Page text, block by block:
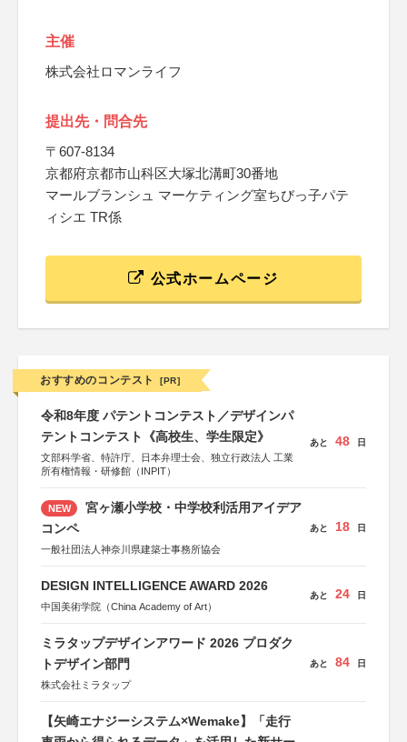
主催
株式会社ロマンライフ
提出先・問合先
〒607-8134
京都府京都市山科区大塚北溝町30番地
マールブランシュ マーケティング室ちびっ子パテ
ィシエ TR係
公式ホームページ
おすすめのコンテスト [PR]
令和8年度 パテントコンテスト／デザインパ
テントコンテスト《高校生、学生限定》
文部科学省、特許庁、日本弁理士会、独立行政法人 工業
所有権情報・研修館（INPIT）
あと 48 日
NEW
宮ヶ瀬小学校・中学校利活用アイデア
コンペ
一般社団法人神奈川県建築士事務所協会
あと 18 日
DESIGN INTELLIGENCE AWARD 2026
中国美術学院（China Academy of Art）
あと 24 日
ミラタップデザインアワード 2026 プロダク
トデザイン部門
株式会社ミラタップ
あと 84 日
【矢崎エナジーシステム×Wemake】「走行